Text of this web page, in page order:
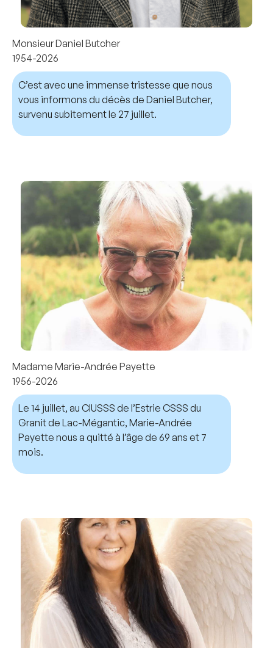
Monsieur Daniel Butcher
1954-2026
C’est avec une immense tristesse que nous
vous informons du décès de Daniel Butcher,
survenu subitement le 27 juillet.
Madame Marie-Andrée Payette
1956-2026
Le 14 juillet, au CIUSSS de l’Estrie CSSS du
Granit de Lac-Mégantic, Marie-Andrée
Payette nous a quitté à l’âge de 69 ans et 7
mois.